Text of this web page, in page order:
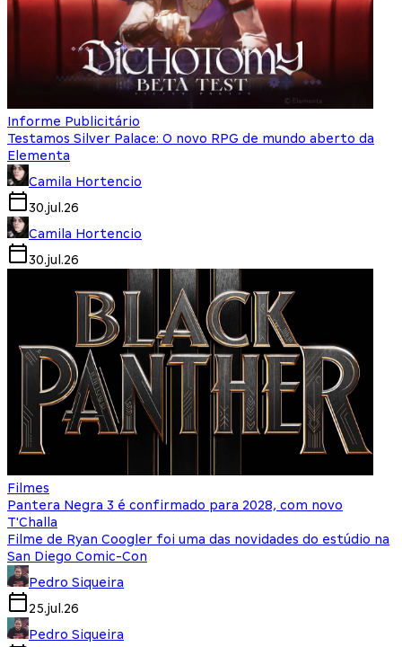
Informe Publicitário
Testamos Silver Palace: O novo RPG de mundo aberto da
Elementa
Camila Hortencio
30.jul.26
Camila Hortencio
30.jul.26
Filmes
Pantera Negra 3 é confirmado para 2028, com novo
T'Challa
Filme de Ryan Coogler foi uma das novidades do estúdio na
San Diego Comic-Con
Pedro Siqueira
25.jul.26
Pedro Siqueira